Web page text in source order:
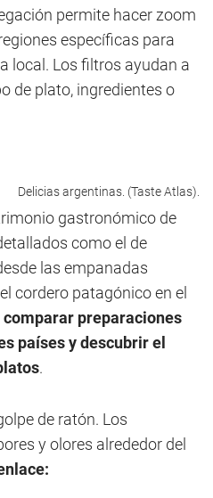
permite hacer zoom
específicas para
local. Los filtros ayudan a
de plato, ingredientes o
Delicias argentinas. (Taste Atlas).
gastronómico de
como el de
las empanadas
cordero patagónico en el
comparar preparaciones
países y descubrir el
.
de ratón. Los
y olores alrededor del